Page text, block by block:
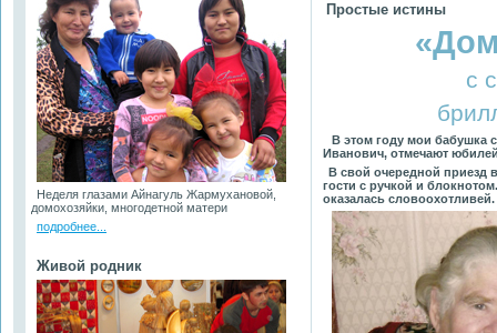
Неделя глазами Айнагуль Жармухановой,
домохозяйки, многодетной матери
подробнее...
Живой родник
Простые истины
с
В этом году мои бабушка
Иванович, отмечают
В свой очередной приезд
гости с ручкой и
оказалась